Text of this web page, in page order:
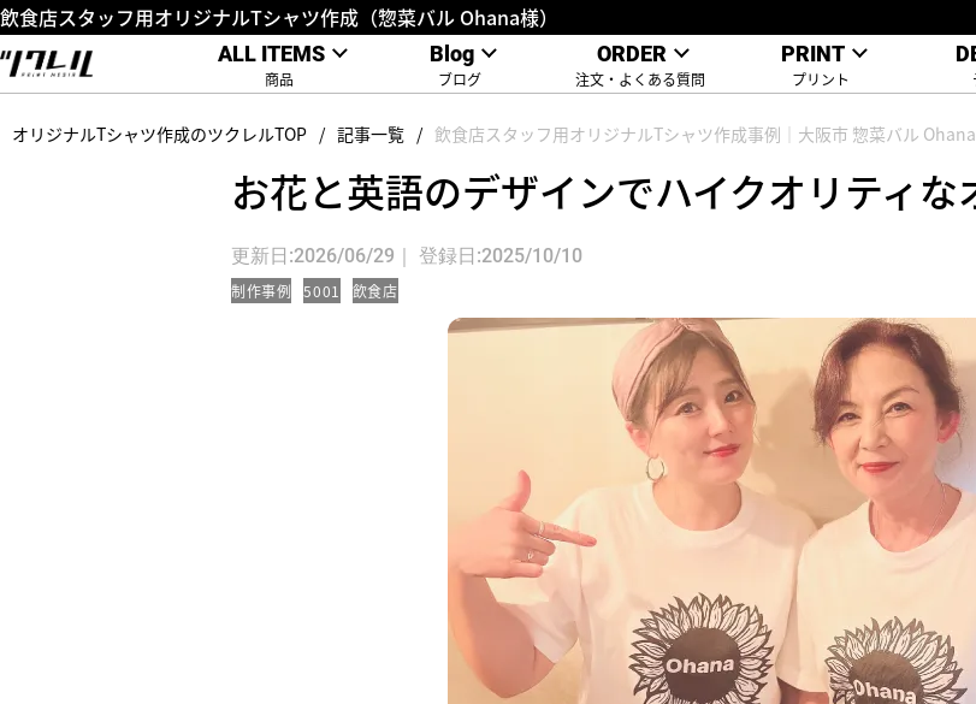
飲食店スタッフ用オリジナルTシャツ作成（惣菜バル Ohana様）
ALL ITEMS
商品
Blog
ブログ
ORDER
注文・よくある質問
PRINT
プリント
オリジナルTシャツ作成のツクレルTOP 記事一覧 飲食店スタッフ用オリジナルTシャツ作成事例｜大阪市 惣菜バル
お花と英語のデザインでハイクオリティ
更新日:2026/06/29｜ 登録日:2025/10/10
制作事例 5001 飲食店